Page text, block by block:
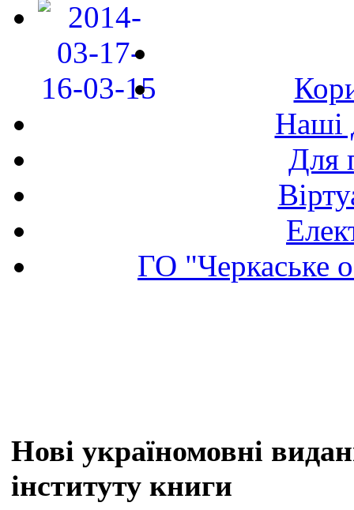
Наші
Для
ГО "Черкаське
Нові україномовні
інституту книги